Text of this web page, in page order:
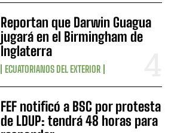
Reportan que Darwin Guagua
jugará en el Birmingham de
Inglaterra
ECUATORIANOS DEL EXTERIOR
FEF notificó a BSC por protesta
de LDUP: tendrá 48 horas para